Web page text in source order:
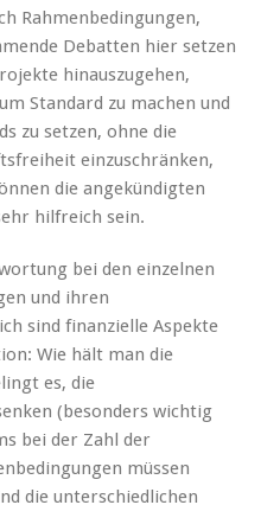
Rahmenbedingungen,
Debatten hier setzen
hinauszugehen,
Standard zu machen und
zu setzen, ohne die
einzuschränken,
die angekündigten
hilfreich sein.
bei den einzelnen
und ihren
sind finanzielle Aspekte
Wie hält man die
es, die
(besonders wichtig
bei der Zahl der
müssen
die unterschiedlichen